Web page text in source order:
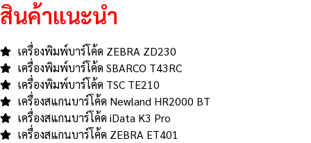
สินค้าแนะนำ
เครื่องพิมพ์บาร์โค้ด ZEBRA ZD230
เครื่องพิมพ์บาร์โค้ด SBARCO T43RC
เครื่องพิมพ์บาร์โค้ด TSC TE210
เครื่องสแกนบาร์โค้ด Newland HR2000 BT
เครื่องสแกนบาร์โค้ด iData K3 Pro
เครื่องสแกนบาร์โค้ด ZEBRA ET401